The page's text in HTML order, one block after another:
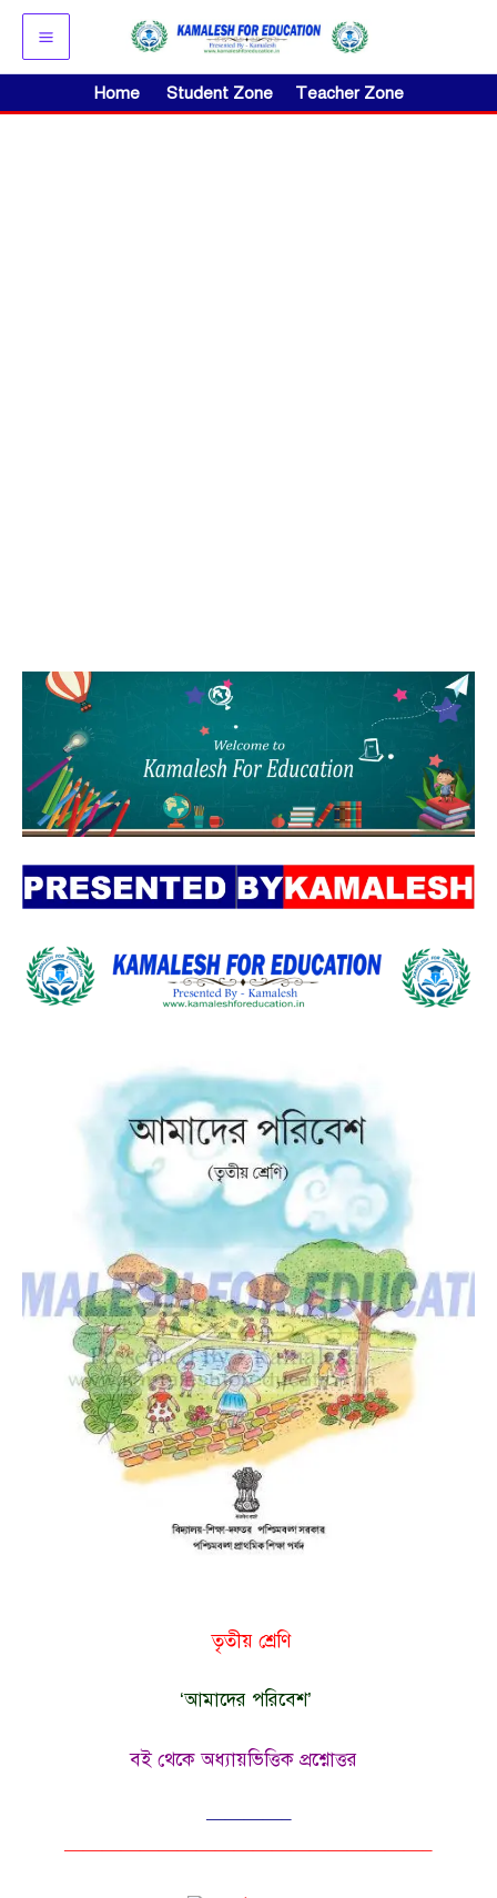
Skip
content
Home Student Zone Teacher Zone
তৃতীয় শ্রেণি
‘আমাদের পরিবেশ’
বই থেকে অধ্যায়ভিত্তিক প্রশ্নোত্তর
————–
———————————————————–